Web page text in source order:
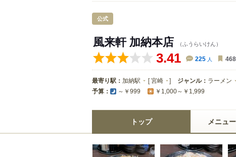
公式
風来軒 加納本店 （ふうらいけん）
3.41 225 人
最寄り駅： 加納駅 [宮崎 ] ジャンル： ラーメン
予算： ～￥999 ￥1,000～￥1,999
トップ メニュ